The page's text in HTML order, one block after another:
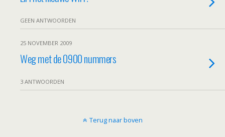
GEEN ANTWOORDEN
25 NOVEMBER 2009
Weg met de 0900 nummers
3 ANTWOORDEN
Terug naar boven